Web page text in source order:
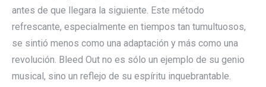
antes de que llegara la siguiente. Este método
refrescante, especialmente en tiempos tan tumultuosos,
se sintió menos como una adaptación y más como una
revolución. Bleed Out no es sólo un ejemplo de su genio
musical, sino un reflejo de su espíritu inquebrantable.